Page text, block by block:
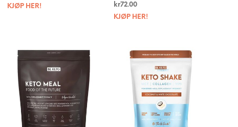
KJØP HER!
kr72.00
KJØP HER!
L
N